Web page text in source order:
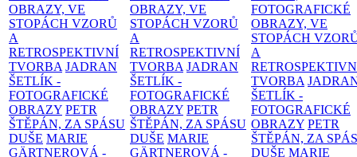
OBRAZY, VE
STOPÁCH VZORŮ
A
RETROSPEKTIVNÍ
TVORBA JADRAN
ŠETLÍK -
FOTOGRAFICKÉ
OBRAZY PETR
ŠTĚPÁN, ZA SPÁSU
DUŠE MARIE
GÄRTNEROVÁ -
OBRAZY, VE
STOPÁCH VZORŮ
A
RETROSPEKTIVNÍ
TVORBA JADRAN
ŠETLÍK -
FOTOGRAFICKÉ
OBRAZY PETR
ŠTĚPÁN, ZA SPÁSU
DUŠE MARIE
GÄRTNEROVÁ -
FOTOGRAFICKÉ
OBRAZY, VE
STOPÁCH
A
TVORBA
ŠETLÍK -
FOTOGRAFICKÉ
OBRAZY PETR
ŠTĚPÁN, ZA
DUŠE MARIE